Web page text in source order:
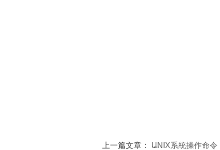
上一篇文章： UNIX系統操作命令